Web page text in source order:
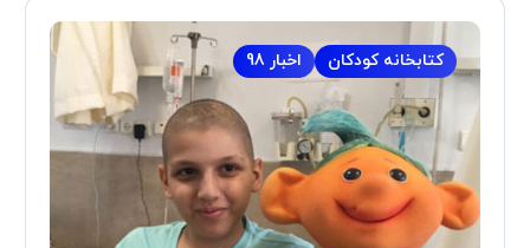
اخبار 98 کتابخانه کودکان